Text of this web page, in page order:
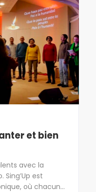
et bien
avec la
Sing’Up est
où chacun